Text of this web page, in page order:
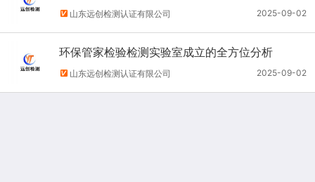
2025-09-02
山东远创检测认证有限公司
环保管家检验检测实验室成立的全方位分析
2025-09-02
山东远创检测认证有限公司